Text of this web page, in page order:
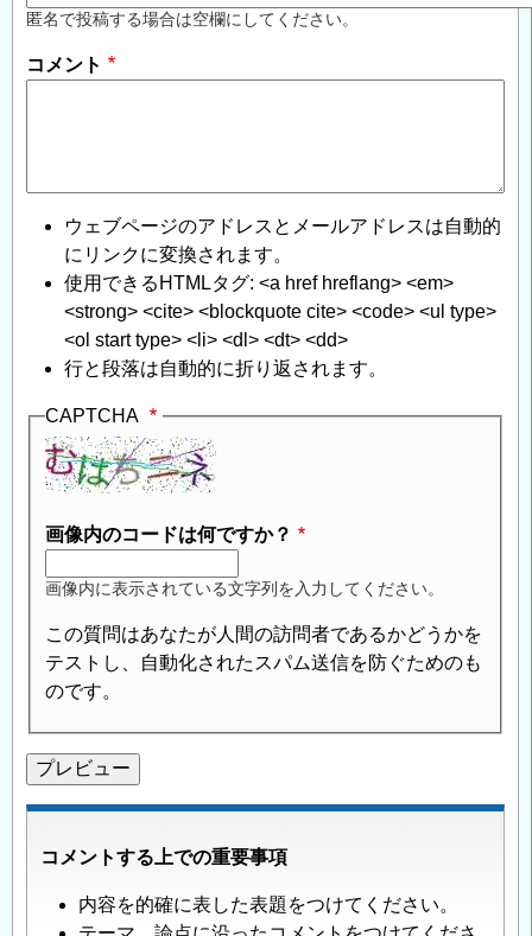
匿名で投稿する場合は空欄にしてください。
コメント
ウェブページのアドレスとメールアドレスは自動的
にリンクに変換されます。
使用できるHTMLタグ: <a href hreflang> <em>
<strong> <cite> <blockquote cite> <code> <ul type>
<ol start type> <li> <dl> <dt> <dd>
行と段落は自動的に折り返されます。
CAPTCHA
画像内のコードは何ですか？
画像内に表示されている文字列を入力してください。
この質問はあなたが人間の訪問者であるかどうかを
テストし、自動化されたスパム送信を防ぐためのも
のです。
コメントする上での重要事項
内容を的確に表した表題をつけてください。